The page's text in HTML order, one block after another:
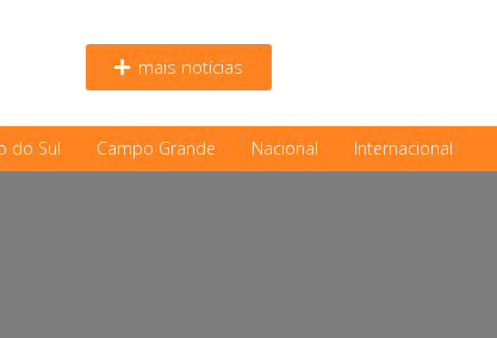
mais notícias
do Sul Campo Grande Nacional Internacional